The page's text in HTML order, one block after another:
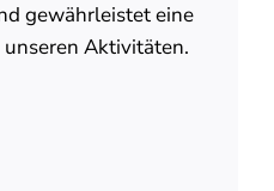
gewährleistet eine
Aktivitäten.